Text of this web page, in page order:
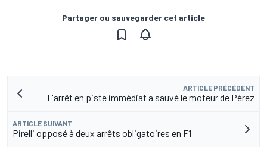
Partager ou sauvegarder cet article
ARTICLE PRÉCÉDENT
L'arrêt en piste immédiat a sauvé le moteur de Pérez
ARTICLE SUIVANT
Pirelli opposé à deux arrêts obligatoires en F1